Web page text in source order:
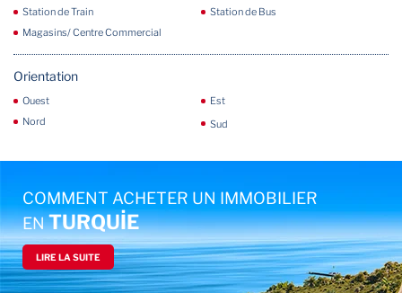
Station de Train
Station de Bus
Magasins/ Centre Commercial
Orientation
Ouest
Est
Nord
Sud
COMMENT ACHETER UN IMMOBILIER
ENTURQUİE
LIRE LA SUITE